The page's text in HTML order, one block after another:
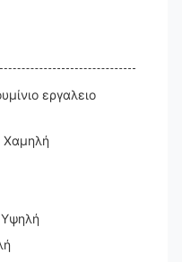
εργαλειο
Χαμηλή